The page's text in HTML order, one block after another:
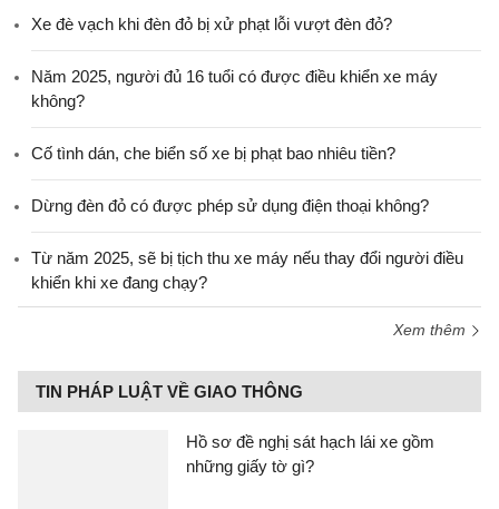
Xe đè vạch khi đèn đỏ bị xử phạt lỗi vượt đèn đỏ?
Năm 2025, người đủ 16 tuổi có được điều khiển xe máy
không?
Cố tình dán, che biển số xe bị phạt bao nhiêu tiền?
Dừng đèn đỏ có được phép sử dụng điện thoại không?
Từ năm 2025, sẽ bị tịch thu xe máy nếu thay đổi người điều
khiển khi xe đang chạy?
Xem thêm
TIN PHÁP LUẬT VỀ GIAO THÔNG
Hồ sơ đề nghị sát hạch lái xe gồm
những giấy tờ gì?